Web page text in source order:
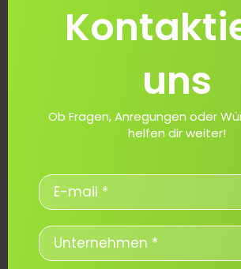
uns
Ob Fragen, Anregungen oder
helfen dir weiter!